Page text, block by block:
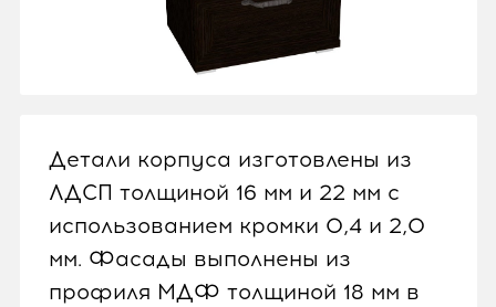
Детали корпуса изготовлены из
ЛДСП толщиной 16 мм и 22 мм с
использованием кромки 0,4 и 2,0
мм. Фасады выполнены из
профиля МДФ толщиной 18 мм в